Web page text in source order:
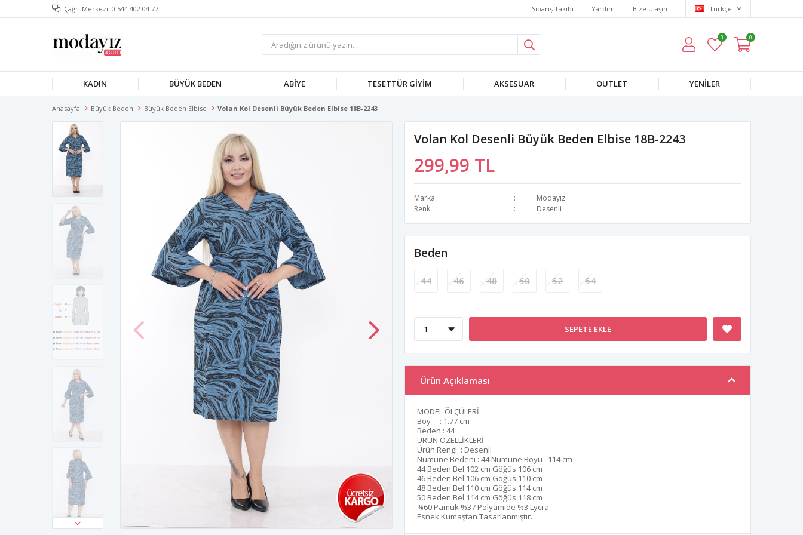
Çağrı Merkezi: 0 544 402 04 77 Sipariş Takibi Yardım Bize Ulaşın Türkçe
0 0
KADIN BÜYÜK BEDEN ABIYE TESETTÜR GIYIM AKSESUAR OUTLET YENILER
Anasayfa Büyük Beden Büyük Beden Elbise Volan Kol Desenli Büyük Beden Elbise 18B-2243
Volan Kol Desenli Büyük Beden Elbise 18B-2243
299,99 TL
Marka
Modayız
Renk
Desenli
Beden
44 46 48 50 52 54
SEPETE EKLE
Ürün Açıklaması
MODEL ÖLÇÜLERİ
Boy : 1.77 cm
Beden : 44
ÜRÜN ÖZELLİKLERİ
Ürün Rengi : Desenli
Numune Bedeni : 44 Numune Boyu : 114 cm
44 Beden Bel 102 cm Göğüs 106 cm
46 Beden Bel 106 cm Göğüs 110 cm
48 Beden Bel 110 cm Göğüs 114 cm
50 Beden Bel 114 cm Göğüs 118 cm
%60 Pamuk %37 Polyamide %3 Lycra
Esnek Kumaştan Tasarlanmıştır.